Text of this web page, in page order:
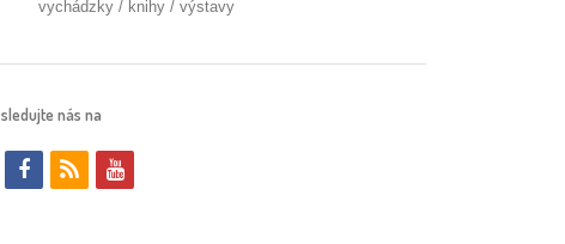
vychádzky / knihy / výstavy
sledujte nás na
f
r
y